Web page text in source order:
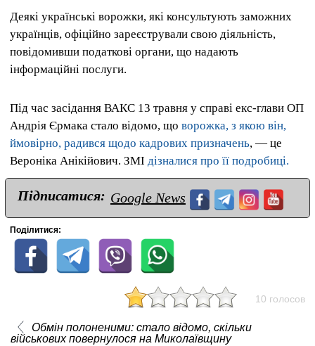
Деякі українські ворожки, які консультують заможних
українців, офіційно зареєстрували свою діяльність,
повідомивши податкові органи, що надають
інформаційні послуги.
Під час засідання ВАКС 13 травня у справі екс-глави ОП
Андрія Єрмака стало відомо, що ворожка, з якою він,
ймовірно, радився щодо кадрових призначень, — це
Вероніка Анікійович. ЗМІ дізналися про її подробиці.
Підписатися: Google News
Поділитися:
10 голосов
Обмін полоненими: стало відомо, скільки
військових повернулося на Миколаївщину